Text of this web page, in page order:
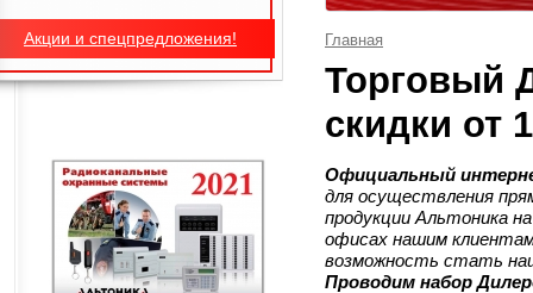
Главная
Торговый
скидки от
Официальный
для осуществления
продукции Альтоника
офисах нашим
возможность стать
Проводим набор
Акции и спецпредложения!